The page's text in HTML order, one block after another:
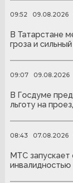
09:52 09.08.2026
В Татарстане
гроза и
09:07 09.08.2026
В Госдуме
льготу на
08:43 07.08.2026
МТС
инвалидностью